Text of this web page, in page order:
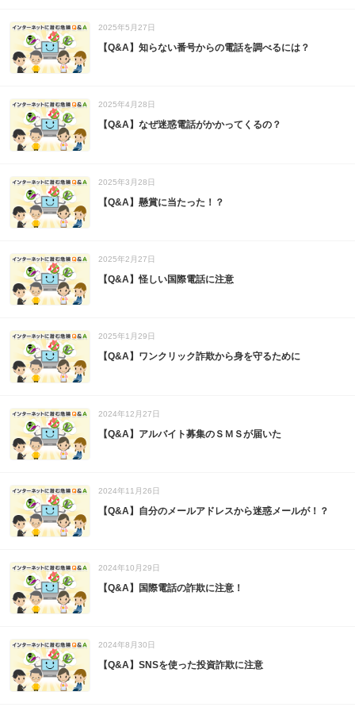
2025年5月27日
【Q&A】知らない番号からの電話を調べるには？
2025年4月28日
【Q&A】なぜ迷惑電話がかかってくるの？
2025年3月28日
【Q&A】懸賞に当たった！？
2025年2月27日
【Q&A】怪しい国際電話に注意
2025年1月29日
【Q&A】ワンクリック詐欺から身を守るために
2024年12月27日
【Q&A】アルバイト募集のＳＭＳが届いた
2024年11月26日
【Q&A】自分のメールアドレスから迷惑メールが！？
2024年10月29日
【Q&A】国際電話の詐欺に注意！
2024年8月30日
【Q&A】SNSを使った投資詐欺に注意